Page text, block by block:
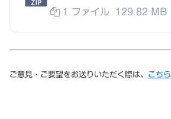
1 ファイル 129.82 MB
ご意見・ご要望をお送りいただく際は、 こちら